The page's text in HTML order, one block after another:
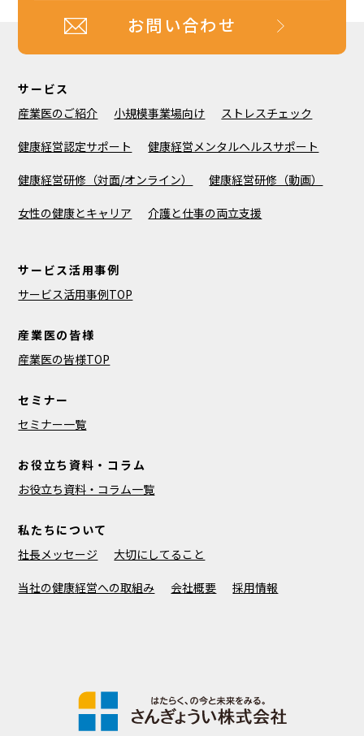
お問い合わせ
サービス
産業医のご紹介
小規模事業場向け ストレスチェック
健康経営認定サポート 健康経営メンタルヘルスサポート
健康経営研修（対面/オンライン） 健康経営研修（動画）
女性の健康とキャリア 介護と仕事の両立支援
サービス活用事例
サービス活用事例TOP
産業医の皆様
産業医の皆様TOP
セミナー
セミナー一覧
お役立ち資料・コラム
お役立ち資料・コラム一覧
私たちについて
社長メッセージ
大切にしてること
当社の健康経営への取組み 会社概要 採用情報